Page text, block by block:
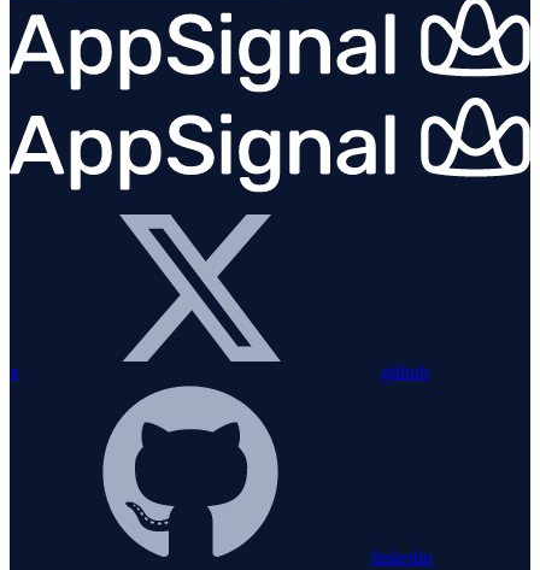
x github
linkedin